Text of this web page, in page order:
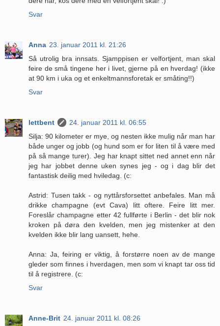
Svar
Anna 23. januar 2011 kl. 21:26
Så utrolig bra innsats. Sjamppisen er velfortjent, man skal
feire de små tingene her i livet, gjerne på en hverdag! (ikke
at 90 km i uka og et enkeltmannsforetak er småting!!)
Svar
lettbent
24. januar 2011 kl. 06:55
Silja: 90 kilometer er mye, og nesten ikke mulig når man har
både unger og jobb (og hund som er for liten til å være med
på så mange turer). Jeg har knapt sittet ned annet enn når
jeg har jobbet denne uken synes jeg - og i dag blir det
fantastisk deilig med hviledag. (c:
Astrid: Tusen takk - og nyttårsforsettet anbefales. Man må
drikke champagne (evt Cava) litt oftere. Feire litt mer.
Foreslår champagne etter 42 fullførte i Berlin - det blir nok
kroken på døra den kvelden, men jeg mistenker at den
kvelden ikke blir lang uansett, hehe.
Anna: Ja, feiring er viktig, å forstørre noen av de mange
gleder som finnes i hverdagen, men som vi knapt tar oss tid
til å registrere. (c:
Svar
Anne-Brit 24. januar 2011 kl. 08:26